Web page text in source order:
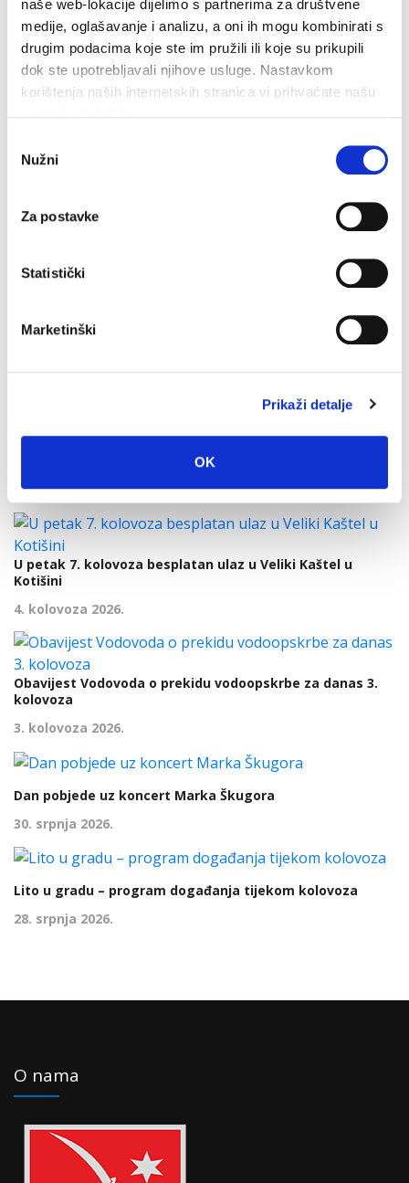
naše web-lokacije dijelimo s partnerima za društvene
medije, oglašavanje i analizu, a oni ih mogu kombinirati s
drugim podacima koje ste im pružili ili koje su prikupili
dok ste upotrebljavali njihove usluge. Nastavkom
korištenja naših internetskih stranica vi prihvaćate našu
pristanka
Nužni
Za postavke
Statistički
Marketinški
Prikaži detalje
OK
Makarska proslavila Dan pobjede uz Marka Škugora
branitelja: Program obilježavanja u Makarskoj
4. kolovoza 2026.
U petak 7. kolovoza besplatan ulaz u Veliki Kaštel u
Kotišini
4. kolovoza 2026.
Obavijest Vodovoda o prekidu vodoopskrbe za danas 3.
kolovoza
3. kolovoza 2026.
Dan pobjede uz koncert Marka Škugora
30. srpnja 2026.
Lito u gradu – program događanja tijekom kolovoza
28. srpnja 2026.
O nama